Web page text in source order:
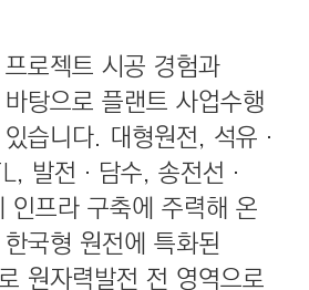
로젝트 시공 경험과
탕으로 플랜트 사업수행
습니다. 대형원전, 석유‧
발전‧담수, 송전선‧
인프라 구축에 주력해 온
국형 원전에 특화된
원자력발전 전 영역으로